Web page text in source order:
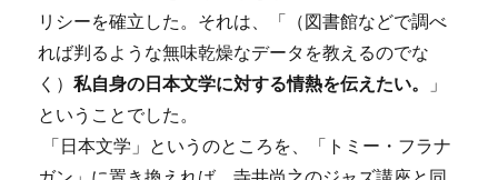
リシーを確立した。それは、「（図書館などで調べ
れば判るような無味乾燥なデータを教えるのでな
く）私自身の日本文学に対する情熱を伝えたい。
」
ということでした。
「日本文学」というのところを、「トミー・フラナ